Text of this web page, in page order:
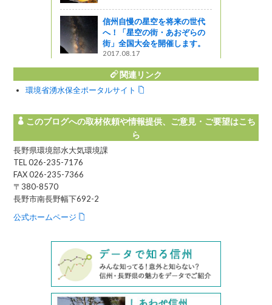
信州自慢の星空を将来の世代
へ！「星空の街・あおぞらの
街」全国大会を開催します。
2017.08.17
関連リンク
環境省湧水保全ポータルサイト
このブログへの取材依頼や情報提供、ご意見・ご要望はこち
ら
長野県環境部水大気環境課
TEL 026-235-7176
FAX 026-235-7366
〒380-8570
長野市南長野幅下692-2
公式ホームページ